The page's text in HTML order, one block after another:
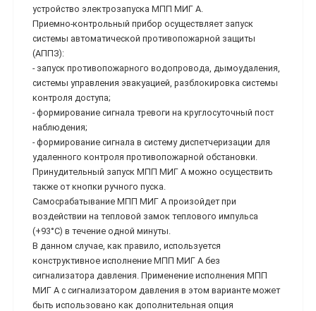
устройство электрозапуска МПП МИГ А.
Приемно-контрольный прибор осуществляет запуск
системы автоматической противопожарной защиты
(АППЗ):
- запуск противопожарного водопровода, дымоудаления,
системы управления эвакуацией, разблокировка системы
контроля доступа;
- формирование сигнала тревоги на круглосуточный пост
наблюдения;
- формирование сигнала в систему диспетчеризации для
удаленного контроля противопожарной обстановки.
Принудительный запуск МПП МИГ А можно осуществить
также от кнопки ручного пуска.
Самосрабатывание МПП МИГ А произойдет при
воздействии на тепловой замок теплового импульса
(+93°С) в течение одной минуты.
В данном случае, как правило, используется
конструктивное исполнение МПП МИГ А без
сигнализатора давления. Применение исполнения МПП
МИГ А с сигнализатором давления в этом варианте может
быть использовано как дополнительная опция